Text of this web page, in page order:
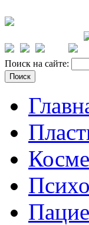
Поиск на сайте: